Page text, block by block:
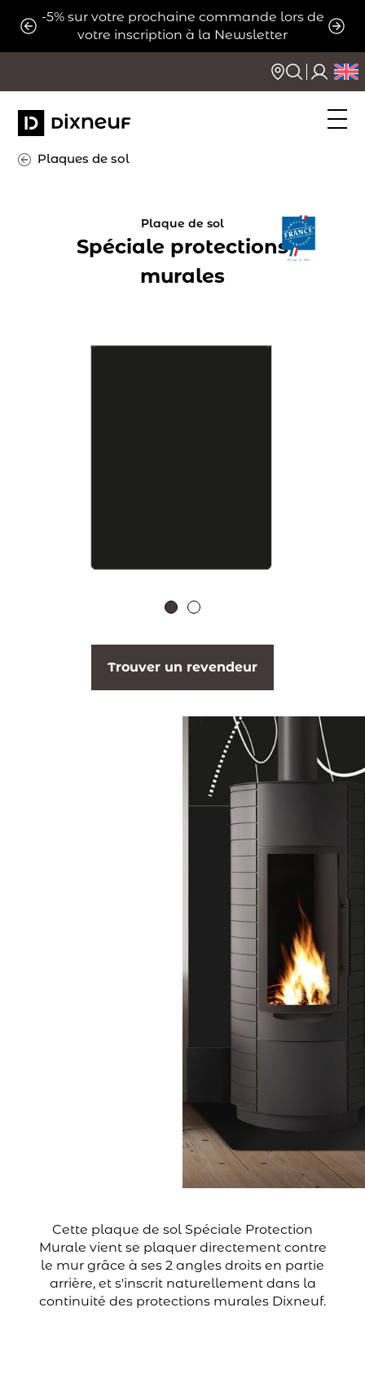
-5% sur votre prochaine commande lors de
votre inscription à la Newsletter
Plaques de sol
Plaque de sol
Spéciale protections
murales
Trouver un revendeur
Cette plaque de sol Spéciale Protection
Murale vient se plaquer directement contre
le mur grâce à ses 2 angles droits en partie
arrière, et s'inscrit naturellement dans la
continuité des protections murales Dixneuf.